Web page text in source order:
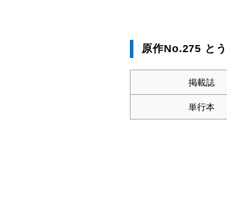
原作No.275 と
掲載誌
単行本